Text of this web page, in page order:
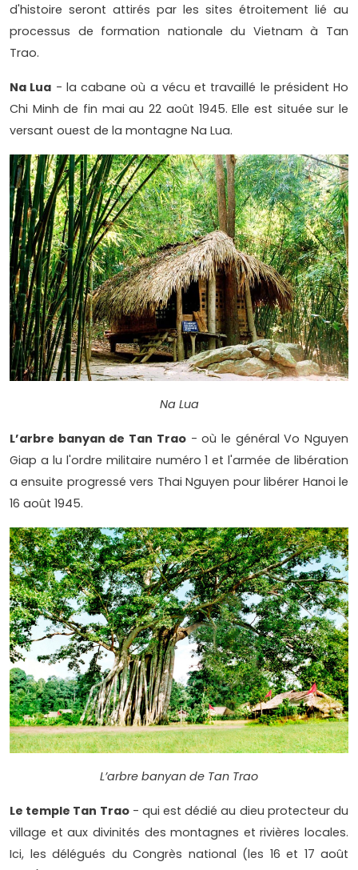
d'histoire seront attirés par les sites étroitement lié au
processus de formation nationale du Vietnam à Tan
Trao.
Na Lua - la cabane où a vécu et travaillé le président Ho
Chi Minh de fin mai au 22 août 1945. Elle est située sur le
versant ouest de la montagne Na Lua.
Na Lua
L’arbre banyan de Tan Trao- où le général Vo Nguyen
Giap a lu l'ordre militaire numéro 1 et l'armée de libération
a ensuite progressé vers Thai Nguyen pour libérer Hanoi le
16 août 1945.
L’arbre banyan de Tan Trao
Le temple Tan Trao- qui est dédié au dieu protecteur du
village et aux divinités des montagnes et rivières locales.
Ici, les délégués du Congrès national (les 16 et 17 août